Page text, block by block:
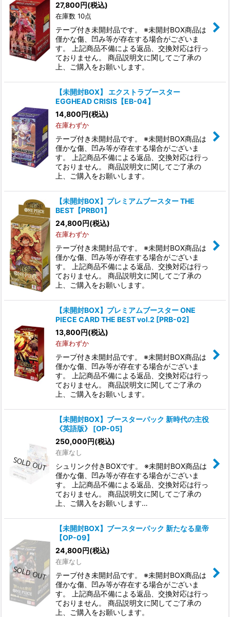
27,800円(税込)
在庫数 10点
テープ付き未開封品です。 ※未開封BOX商品は
僅かな傷、凹み等が存在する場合がございま
す。 上記商品不備による返品、交換対応は行っ
ておりません。 商品説明文に関してご了承の
上、ご購入をお願いします。
【未開封BOX】 エクストラブースター
EGGHEAD CRISIS【EB-04】
14,800円(税込)
在庫わずか
テープ付き未開封品です。 ※未開封BOX商品は
僅かな傷、凹み等が存在する場合がございま
す。 上記商品不備による返品、交換対応は行っ
ておりません。 商品説明文に関してご了承の
上、ご購入をお願いします。
【未開封BOX】プレミアムブースター THE
BEST【PRB01】
24,800円(税込)
在庫わずか
テープ付き未開封品です。 ※未開封BOX商品は
僅かな傷、凹み等が存在する場合がございま
す。 上記商品不備による返品、交換対応は行っ
ておりません。 商品説明文に関してご了承の
上、ご購入をお願いします。
【未開封BOX】プレミアムブースター ONE
PIECE CARD THE BEST vol.2 [PRB-02]
13,800円(税込)
在庫わずか
テープ付き未開封品です。 ※未開封BOX商品は
僅かな傷、凹み等が存在する場合がございま
す。 上記商品不備による返品、交換対応は行っ
ておりません。 商品説明文に関してご了承の
上、ご購入をお願いします。
【未開封BOX】ブースターパック 新時代の主役
《英語版》 [OP-05]
250,000円(税込)
在庫なし
シュリンク付きBOXです。 ※未開封BOX商品は
僅かな傷、凹み等が存在する場合がございま
す。 上記商品不備による返品、交換対応は行っ
ておりません。 商品説明文に関してご了承の
上、ご購入をお願いします…
【未開封BOX】ブースターパック 新たなる皇帝
【OP-09】
24,800円(税込)
在庫なし
テープ付き未開封品です。 ※未開封BOX商品は
僅かな傷、凹み等が存在する場合がございま
す。 上記商品不備による返品、交換対応は行っ
ておりません。 商品説明文に関してご了承の
上、ご購入をお願いします。